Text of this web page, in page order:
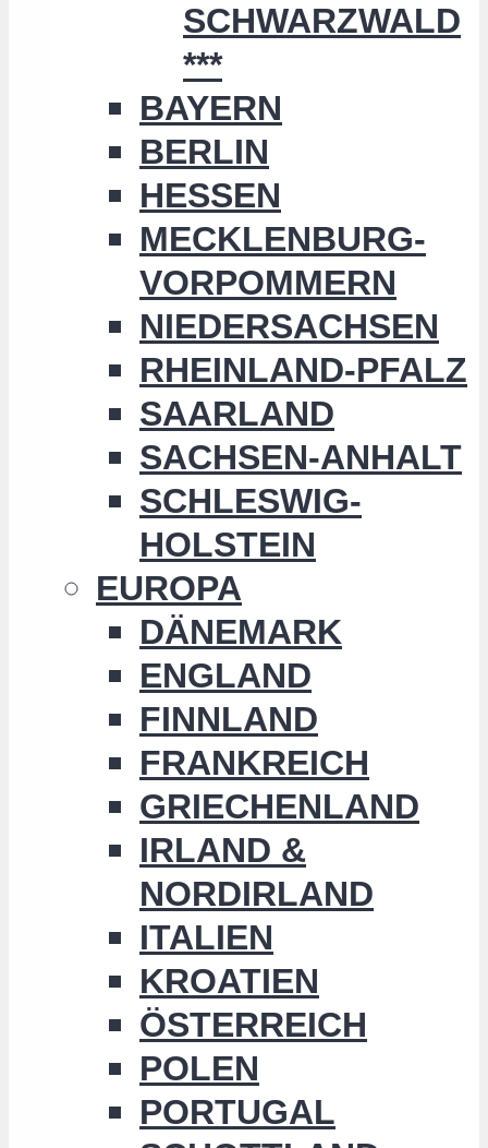
SCHWARZWALD
***
BAYERN
BERLIN
HESSEN
MECKLENBURG-
VORPOMMERN
NIEDERSACHSEN
RHEINLAND-PFALZ
SAARLAND
SACHSEN-ANHALT
SCHLESWIG-
HOLSTEIN
EUROPA
DÄNEMARK
ENGLAND
FINNLAND
FRANKREICH
GRIECHENLAND
IRLAND &
NORDIRLAND
ITALIEN
KROATIEN
ÖSTERREICH
POLEN
PORTUGAL